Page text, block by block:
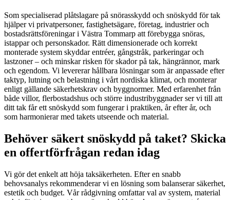
Som specialiserad plåtslagare på snörasskydd och snöskydd för tak
hjälper vi privatpersoner, fastighetsägare, företag, industrier och
bostadsrättsföreningar i Västra Tommarp att förebygga snöras,
istappar och personskador. Rätt dimensionerade och korrekt
monterade system skyddar entréer, gångstråk, parkeringar och
lastzoner – och minskar risken för skador på tak, hängrännor, mark
och egendom. Vi levererar hållbara lösningar som är anpassade efter
taktyp, lutning och belastning i vårt nordiska klimat, och monterar
enligt gällande säkerhetskrav och byggnormer. Med erfarenhet från
både villor, flerbostadshus och större industribyggnader ser vi till att
ditt tak får ett snöskydd som fungerar i praktiken, år efter år, och
som harmonierar med takets utseende och material.
Behöver säkert snöskydd på taket? Skicka
en offertförfrågan redan idag
Vi gör det enkelt att höja taksäkerheten. Efter en snabb
behovsanalys rekommenderar vi en lösning som balanserar säkerhet,
estetik och budget. Vår rådgivning omfattar val av system, material